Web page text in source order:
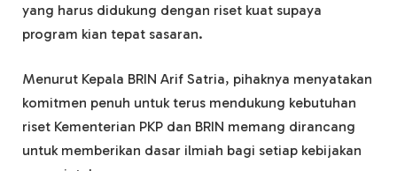
yang harus didukung dengan riset kuat supaya
program kian tepat sasaran.
Menurut Kepala BRIN Arif Satria, pihaknya menyatakan
komitmen penuh untuk terus mendukung kebutuhan
riset Kementerian PKP dan BRIN memang dirancang
untuk memberikan dasar ilmiah bagi setiap kebijakan